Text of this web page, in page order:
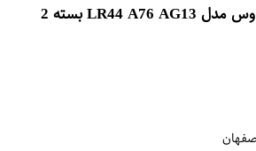
باتری ساعت وستینگهاوس مدل LR44 A76 AG13 بسته 2